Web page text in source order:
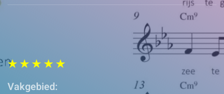
Vakgebied: